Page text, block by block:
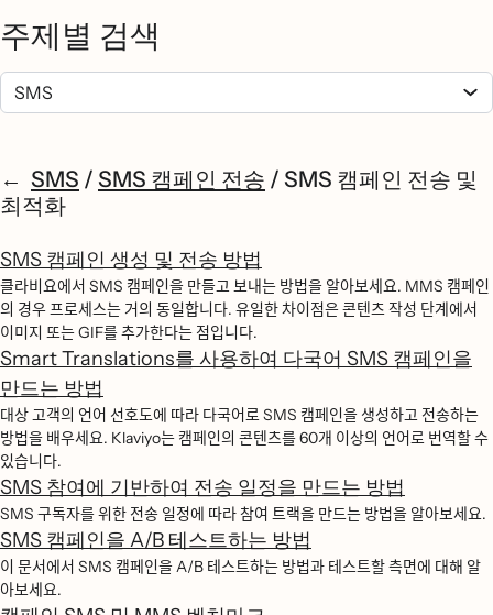
주제별 검색
SMS / SMS 캠페인 전송 / SMS 캠페인 전송 및
최적화
SMS 캠페인 생성 및 전송 방법
클라비요에서 SMS 캠페인을 만들고 보내는 방법을 알아보세요. MMS 캠페인
의 경우 프로세스는 거의 동일합니다. 유일한 차이점은 콘텐츠 작성 단계에서
이미지 또는 GIF를 추가한다는 점입니다.
Smart Translations를 사용하여 다국어 SMS 캠페인을
만드는 방법
대상 고객의 언어 선호도에 따라 다국어로 SMS 캠페인을 생성하고 전송하는
방법을 배우세요. Klaviyo는 캠페인의 콘텐츠를 60개 이상의 언어로 번역할 수
있습니다.
SMS 참여에 기반하여 전송 일정을 만드는 방법
SMS 구독자를 위한 전송 일정에 따라 참여 트랙을 만드는 방법을 알아보세요.
SMS 캠페인을 A/B 테스트하는 방법
이 문서에서 SMS 캠페인을 A/B 테스트하는 방법과 테스트할 측면에 대해 알
아보세요.